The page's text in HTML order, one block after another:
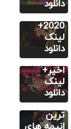
دانلود
بهترین
انیمه های
2020+
لینک
دانلود
سایر
21 بهترین
انیمه های
سریالی در
20 سال
اخیر+
لینک
دانلود
سایر
انیمه های
معروف:
12 تا از
معروف
ترین